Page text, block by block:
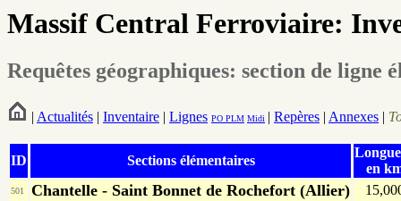
Massif Central Ferroviaire:
Requêtes géographiques: section de ligne
| Actualités | Inventaire | Lignes PO PLM Midi | Repères | Annexes |
ID Sections élémentaires
en
501 Chantelle - Saint Bonnet de Rochefort (Allier)